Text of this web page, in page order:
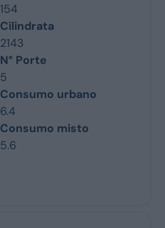
154
Cilindrata
2143
N° Porte
5
Consumo urbano
6.4
Consumo misto
5.6